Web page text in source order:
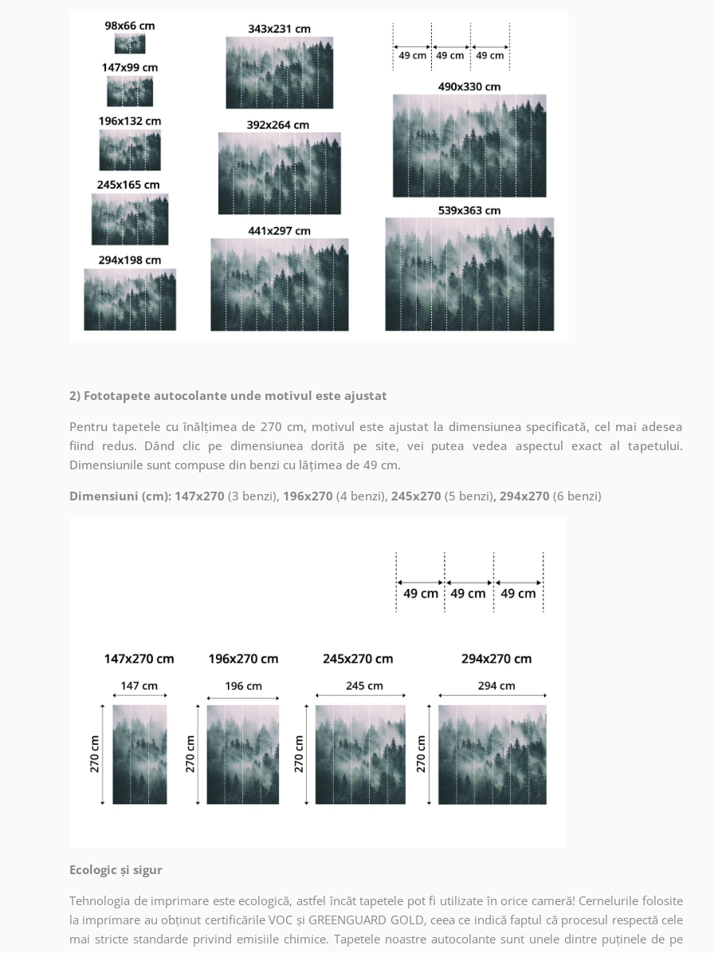
2) Fototapete autocolante unde motivul este ajustat
Pentru tapetele cu înălțimea de 270 cm, motivul este ajustat la dimensiunea specificată, cel mai adesea
fiind redus. Dând clic pe dimensiunea dorită pe site, vei putea vedea aspectul exact al tapetului.
Dimensiunile sunt compuse din benzi cu lățimea de 49 cm.
Dimensiuni (cm): 147x270 (3 benzi), 196x270 (4 benzi), 245x270 (5 benzi), 294x270 (6 benzi)
Ecologic și sigur
Tehnologia de imprimare este ecologică, astfel încât tapetele pot fi utilizate în orice cameră! Cernelurile folosite
la imprimare au obținut certificările VOC și GREENGUARD GOLD, ceea ce indică faptul că procesul respectă cele
mai stricte standarde privind emisiile chimice. Tapetele noastre autocolante sunt unele dintre puținele de pe